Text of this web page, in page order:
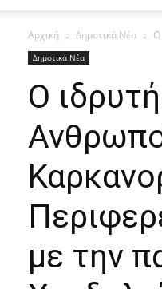
Αρχική Δημοτικά Νέα Ο
Δημοτικά Νέα
Ο
με την